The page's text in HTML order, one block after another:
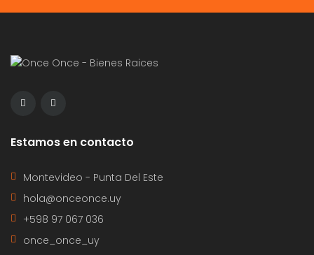
Estamos en contacto
Montevideo - Punta Del Este
hola@onceonce.uy
+598 97 067 036
once_once_uy